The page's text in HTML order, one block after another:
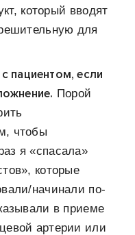
который вводят
для
пациентом, если
Порой
чтобы
я «спасала»
которые
начинали по-
в приеме
артерии или